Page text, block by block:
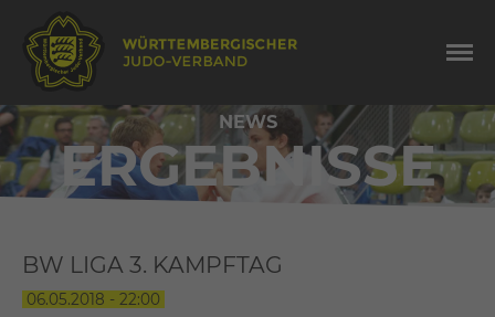
NEWS
ERGEBNISSE
BW LIGA 3. KAMPFTAG
06.05.2018 - 22:00